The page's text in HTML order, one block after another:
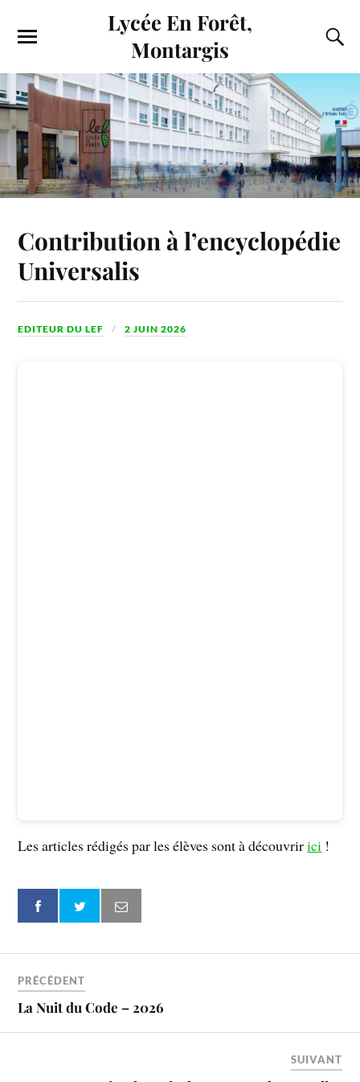
Lycée En Forêt,
Montargis
Contribution à l’encyclopédie
Universalis
EDITEUR DU LEF 2 JUIN 2026
Les articles rédigés par les élèves sont à découvririci !
PRÉCÉDENT
La Nuit du Code – 2026
SUIVANT